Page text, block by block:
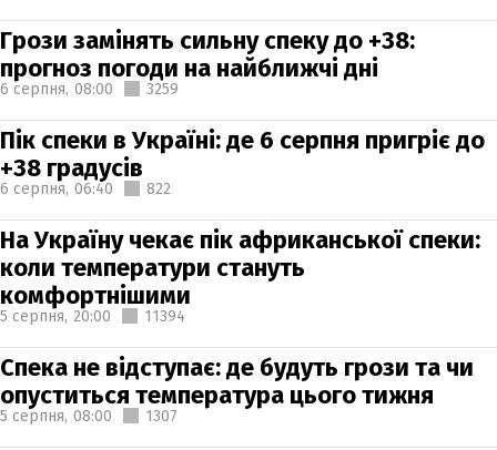
Грози замінять сильну спеку до +38:
прогноз погоди на найближчі дні
6 серпня, 08:00 3259
Пік спеки в Україні: де 6 серпня пригріє до
+38 градусів
6 серпня, 06:40 822
На Україну чекає пік африканської спеки:
коли температури стануть
комфортнішими
5 серпня, 20:00 11394
Спека не відступає: де будуть грози та чи
опуститься температура цього тижня
5 серпня, 08:00 1307